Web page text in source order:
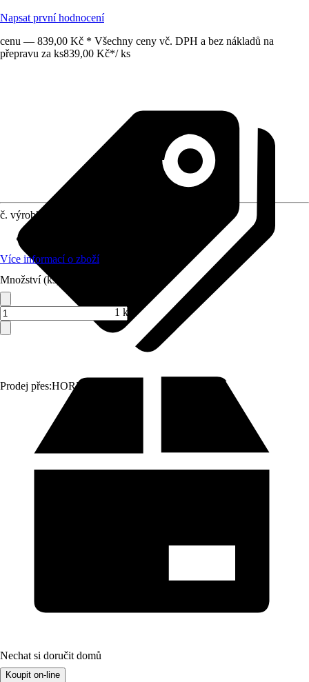
Napsat první hodnocení
cenu — 839,00 Kč * Všechny ceny vč. DPH a bez nákladů na
přepravu za ks839,00 Kč*/ ks
Prodej přes:HORNBACH
č. výrobku
Více informací o zboží
Množství (ks)
1 ks
Nechat si doručit domů
Koupit on-line